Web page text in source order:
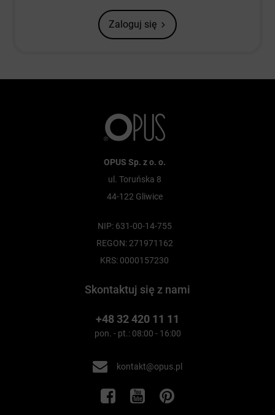
Zaloguj się
OPUS Sp. z o. o.
ul. Toruńska 8
44-122 Gliwice
NIP: 631-00-14-755
REGON: 271971162
KRS: 0000157230
Skontaktuj się z nami
+48 32 420 11 11
pon. - pt.: 08:00 - 16:00
kontakt@opus.pl